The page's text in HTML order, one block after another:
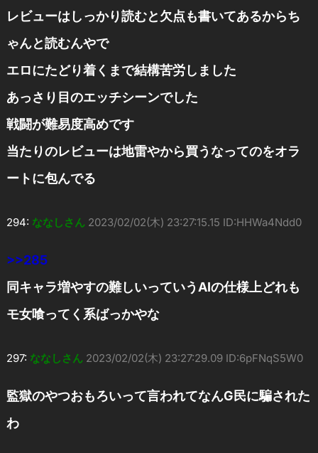
レビューはしっかり読むと欠点も書いてあるからち
ゃんと読むんやで
エロにたどり着くまで結構苦労しました
あっさり目のエッチシーンでした
戦闘が難易度高めです
当たりのレビューは地雷やから買うなってのをオラ
ートに包んでる
294: ななしさん 2023/02/02(木) 23:27:15.15 ID:HHWa4Ndd0
>>285
同キャラ増やすの難しいっていうAIの仕様上どれも
モ女喰ってく系ばっかやな
297: ななしさん 2023/02/02(木) 23:27:29.09 ID:6pFNqS5W0
監獄のやつおもろいって言われてなんG民に騙された
わ